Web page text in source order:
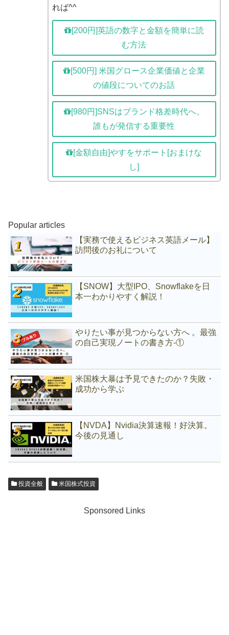
れば^^
[200円]英語の数字と金額を簡単に読
む方法
[500円] 米国グロース企業価値と企業
の値段についてのお話
[980円]SNSはブランド格差時代へ。
誰もが発信する重要性
[金額自由]やすをサポート[おまけな
し]
Popular articles
【実務で使えるビジネス英語メール】
訪問後のお礼について
【SNOW】大型IPO、Snowflakeを日
本一わかりやすく解説！
やりたい事が見つからない方へ 。最強
の自己実現ノートの書き方-①
米国株大暴は予見できたのか？失敗・
成功から学ぶ
【NVDA】Nvidia決算速報！好決算。
今後の見通し
投資全般 米国株式投資
Sponsored Links